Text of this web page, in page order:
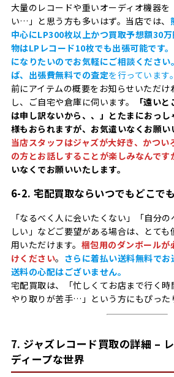
大量のレコードや重いオーディオ機器を
い…」と思う方も多いはず。当店では、
中心にLP300枚以上かつ買取予想額30
物はLPレコード10枚でも出張可能です
になりたいのでお気軽にご相談くださ
ば、出張費無料での査定を行っています。
前にアイテムの概要をお知らせいただ
し、ご自宅や倉庫に伺います。
「遠い
は申し訳ないから、、」とたまにおっ
様もおられますが、お気遣いなくお願い
当店スタッフはジャズが大好き、かつい
の方とお話しすることが楽しみなんです
いなくでお願いいたします。
6-2. 宅配買取ならいつでもどこで
「なるべく人に会いたくない」「自分
しい」などご要望がある場合は、とても
用いただけます。 梱包用のダンボール
けください。 さらに着払い送料無料で
送料の心配はございません。
宅配買取は、「忙しくてお店まで行く
やり取りが苦手…」という方にもぴった
7. ジャズレコード買取の詳細 –
ディープな世界